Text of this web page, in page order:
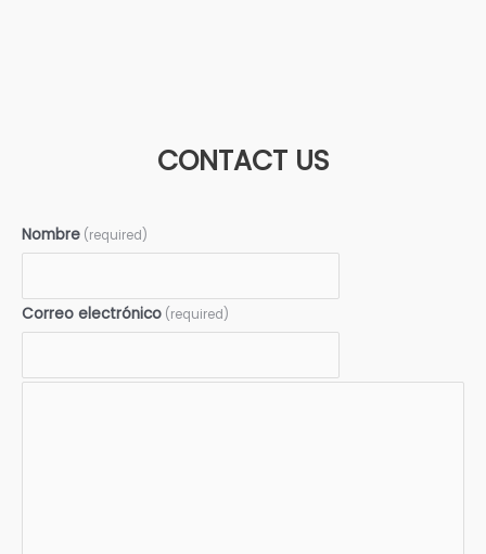
CONTACT US
Nombre (required)
Correo electrónico (required)